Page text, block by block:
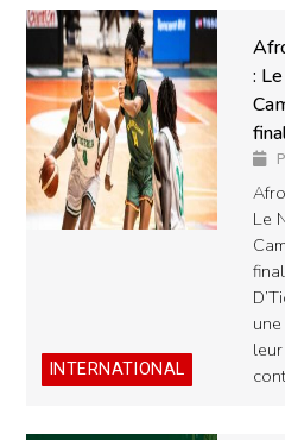
INTERNATIONAL
:
Le